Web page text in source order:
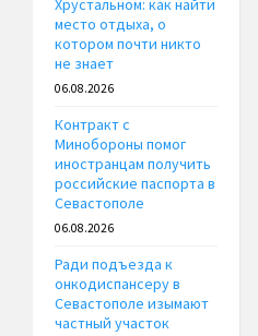
Хрустальном: как найти
место отдыха, о
котором почти никто
не знает
06.08.2026
Контракт с
Минобороны помог
иностранцам получить
российские паспорта в
Севастополе
06.08.2026
Ради подъезда к
онкодиспансеру в
Севастополе изымают
частный участок